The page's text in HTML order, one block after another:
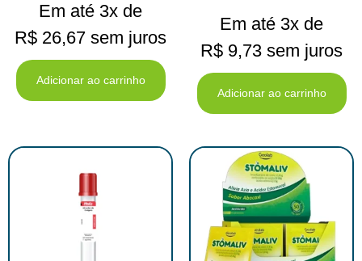
Em até 3x de
R$ 26,67 sem juros
Adicionar ao carrinho
Em até 3x de
R$ 9,73 sem juros
Adicionar ao carrinho